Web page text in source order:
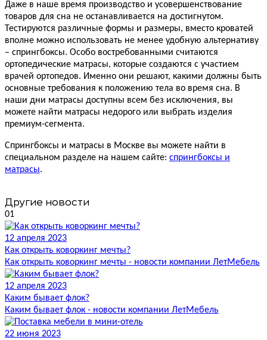
Даже в наше время производство и усовершенствование
товаров для сна не останавливается на достигнутом.
Тестируются различные формы и размеры, вместо кроватей
вполне можно использовать не менее удобную альтернативу
– спрингбоксы. Особо востребованными считаются
ортопедические матрасы, которые создаются с участием
врачей ортопедов. Именно они решают, какими должны быть
основные требования к положению тела во время сна. В
наши дни матрасы доступны всем без исключения, вы
можете найти матрасы недорого или выбрать изделия
премиум-сегмента.
Спрингбоксы и матрасы в Москве вы можете найти в
специальном разделе на нашем сайте: спрингбоксы и
матрасы.
Другие новости
01
12 апреля 2023
Как открыть коворкинг мечты?
Как открыть коворкинг мечты - новости компании ЛетМебель
12 апреля 2023
Каким бывает флок?
Каким бывает флок - новости компании ЛетМебель
22 июня 2023